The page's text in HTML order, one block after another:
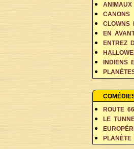
CANONS
CLOWNS
EN
ENTREZ
INDIENS
RÊVES
ROUTE 66
LE